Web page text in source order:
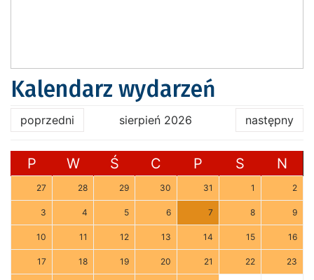
Kalendarz wydarzeń
poprzedni sierpień 2026 następny
P W Ś C P S N
27 28 29 30 31 1 2
3 4 5 6 7 8 9
10 11 12 13 14 15 16
17 18 19 20 21 22 23